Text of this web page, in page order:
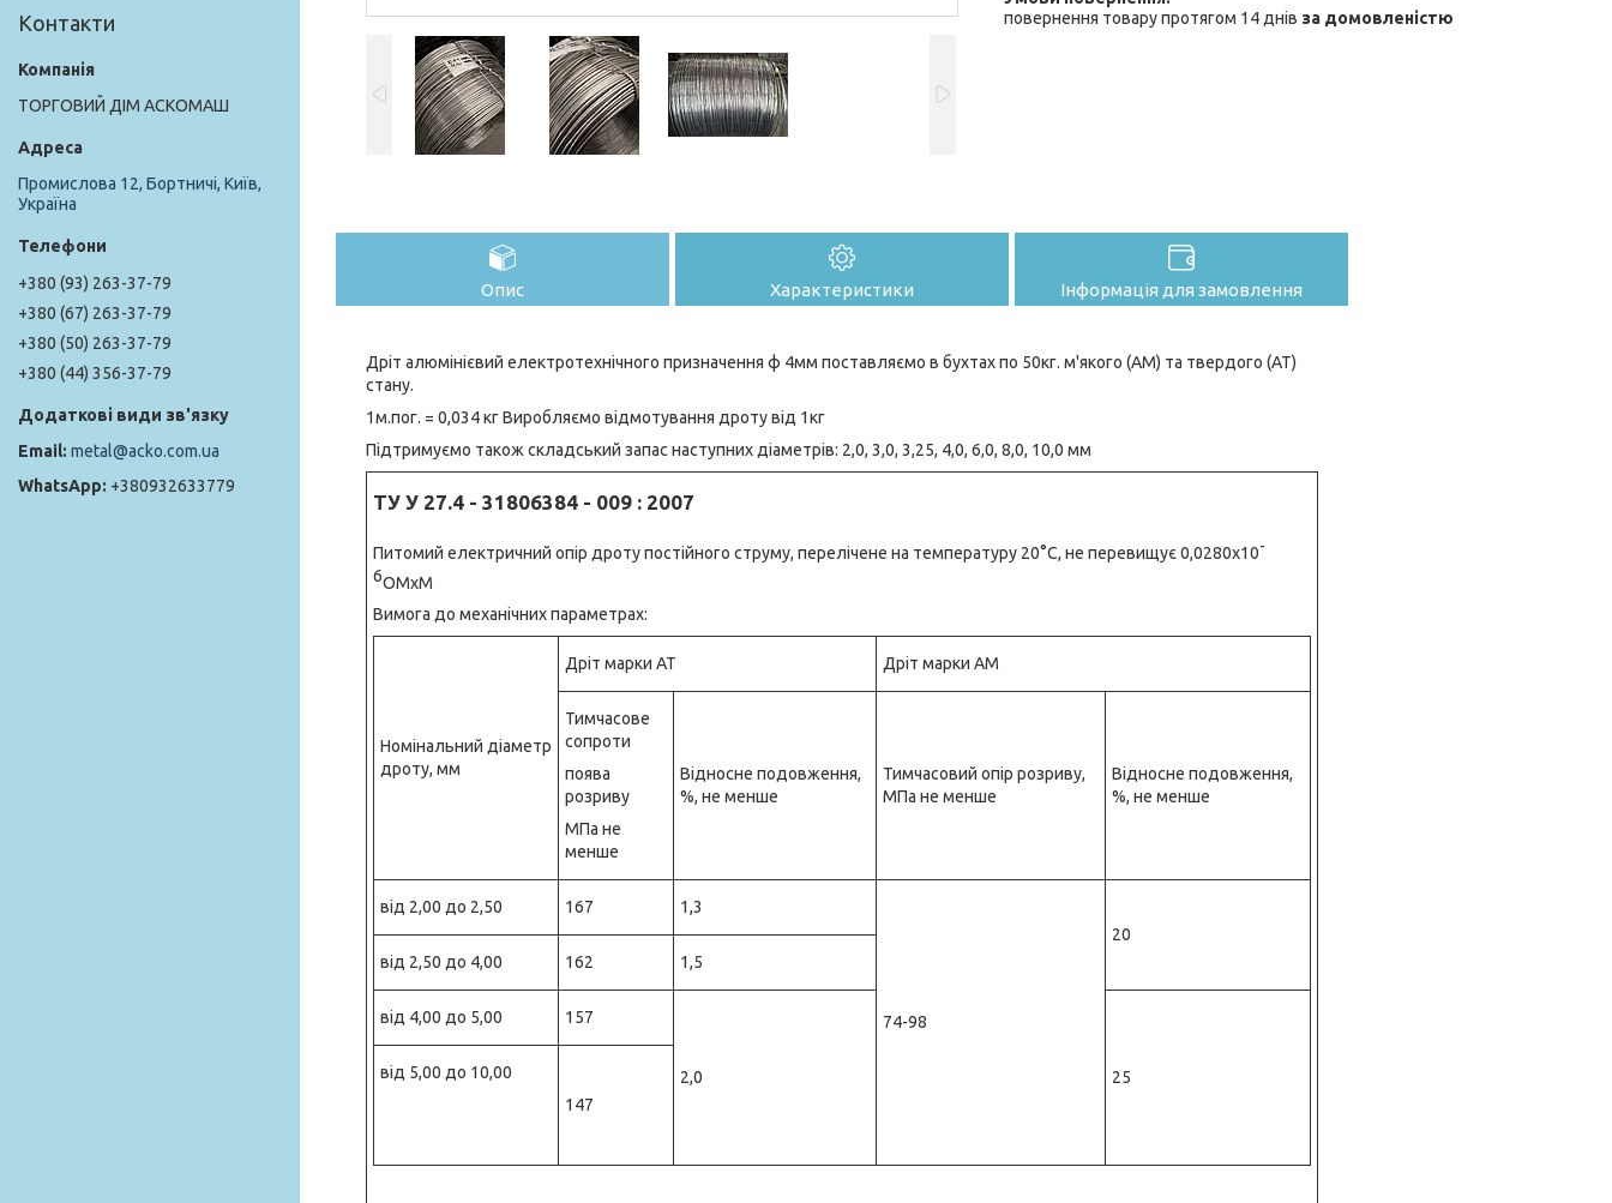
повернення товару протягом 14 днів за домовленістю
Опис Характеристики Інформація для замовлення
Дріт алюмінієвий електротехнічного призначення ф 4мм поставляємо в бухтах по 50кг. м'якого (АМ) та твердого (АТ)
стану.
1м.пог. = 0,034 кг Виробляємо відмотування дроту від 1кг
Підтримуємо також складський запас наступних діаметрів: 2,0, 3,0, 3,25, 4,0, 6,0, 8,0, 10,0 мм
ТУ У 27.4 - 31806384 - 009 : 2007
Питомий електричний опір дроту постійного струму, перелічене на температуру 20°С, не перевищує 0,0280х10-
6ОМхМ
Вимога до механічних параметрах:
Номінальний діаметр
дроту, мм
Дріт марки АТ Дріт марки АМ
Тимчасове
сопроти
поява
розриву
МПа не
менше
Відносне подовження,
%, не менше
Тимчасовий опір розриву,
МПа не менше
Відносне подовження,
%, не менше
від 2,00 до 2,50 167 1,3
74-98
20
від 2,50 до 4,00
162 1,5
від 4,00 до 5,00 157
2,0 25
від 5,00 до 10,00
147
Контакти
ТОРГОВИЙ ДІМ АСКОМАШ
Промислова 12, Бортничі, Київ,
Україна
+380 (93) 263-37-79
+380 (67) 263-37-79
+380 (50) 263-37-79
+380 (44) 356-37-79
metal@acko.com.ua
+380932633779